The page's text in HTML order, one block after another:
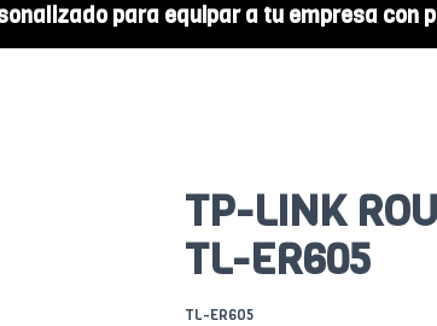
para equipar a tu empresa con
TP-LINK
TL-ER605
TL-ER605